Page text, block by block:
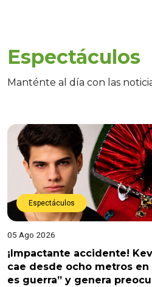
Espectáculos
Manténte al día con las
Espectáculos
05 Ago 2026
¡Impactante accidente!
cae desde ocho metros en
es guerra” y genera